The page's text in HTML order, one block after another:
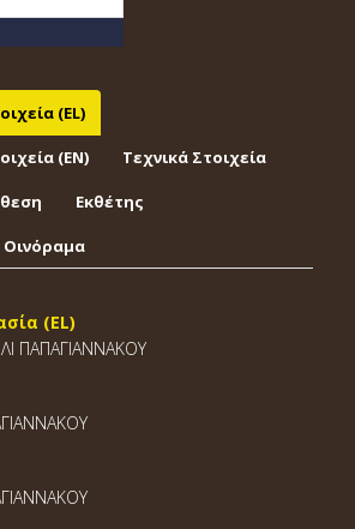
(EL)
(EΝ) Τεχνικά Στοιχεία
Εκθέτης
(EL)
ΠΑΠΑΓΙΑΝΝΑΚΟΥ